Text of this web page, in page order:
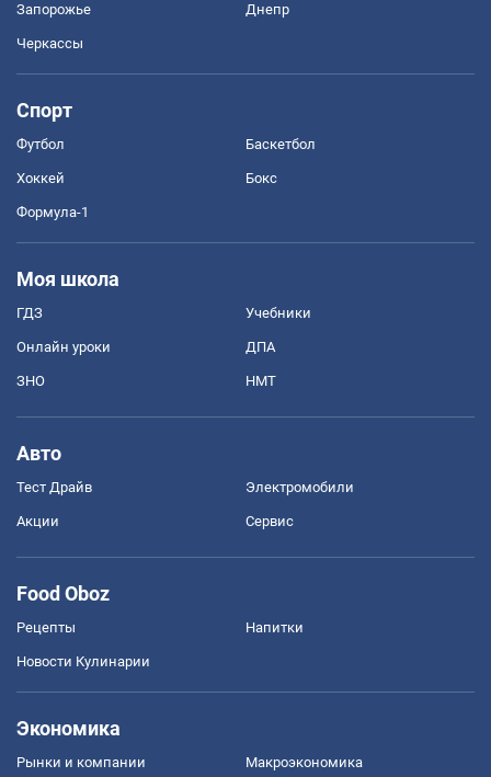
Запорожье Днепр
Черкассы
Спорт
Футбол Баскетбол
Хоккей Бокс
Формула-1
Моя школа
ГДЗ Учебники
Онлайн уроки ДПА
ЗНО НМТ
Авто
Тест Драйв Электромобили
Акции Сервис
Food Oboz
Рецепты Напитки
Новости Кулинарии
Экономика
Рынки и компании Mакроэкономика